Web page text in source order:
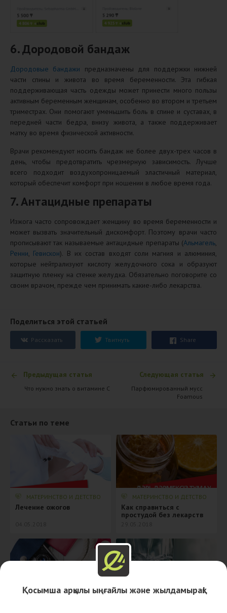
6. Дородовой бандаж
Дородовые бандажи предназначены для поддержки нижней
части спины и живота во время беременности. Эта гибкая
поддерживающая часть одежды может принести много пользы
активным беременным женщинам, особенно во втором и третьем
триместрах. Они помогают уменьшить боль в спине и суставах, в
передней части бедра, внизу живота, а также поддерживает
матку во время физической активности.
Врачи рекомендуют носить бандаж не более двух-трех часов в
день, чтобы предотвратить чрезмерную зависимость. Лучше
всего подходит воздухопроницаемый эластичный материал,
который обеспечит комфорт при ношении в любое время года.
7. Антацидные препараты
Изжога часто сопровождает женщину во время беременности и
может вызвать значительный дискомфорт. Поэтому врачи часто
прописывают так называемые антацидные препараты (Альмагель,
Ренни, Гевискон). В их состав входят соли магния и алюминия,
которые нейтрализуют кислоту желудочного сока и образуют
защитную пленку на стенке желудка. Обязательно поговорите со
своим врачом, прежде чем принимать какие-либо лекарства.
Поделиться этой статьей
Рассказать Твитнуть Share
Предыдущая статья
Что нужно знать о витамине C
Следующая статья
Парфюмированный мусс
Foamous
Статьи по теме
МАТЕРИНСТВО И ДЕТСТВО
Лечение ожогов
МАТЕРИНСТВО И ДЕТСТВО
Как справиться с
простудой без лекарств
Қосымша арқылы ыңғайлы және жылдамырақ!